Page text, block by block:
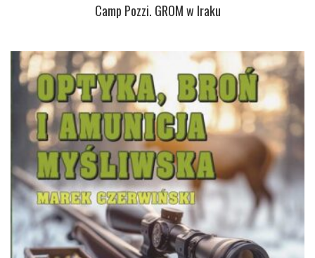
Camp Pozzi. GROM w Iraku